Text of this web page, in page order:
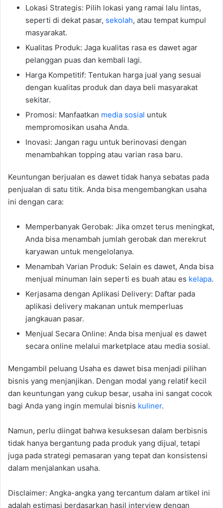
Lokasi Strategis: Pilih lokasi yang ramai lalu lintas,
seperti di dekat pasar, sekolah, atau tempat kumpul
masyarakat.
Kualitas Produk: Jaga kualitas rasa es dawet agar
pelanggan puas dan kembali lagi.
Harga Kompetitif: Tentukan harga jual yang sesuai
dengan kualitas produk dan daya beli masyarakat
sekitar.
Promosi: Manfaatkan media sosial untuk
mempromosikan usaha Anda.
Inovasi: Jangan ragu untuk berinovasi dengan
menambahkan topping atau varian rasa baru.
Keuntungan berjualan es dawet tidak hanya sebatas pada
penjualan di satu titik. Anda bisa mengembangkan usaha
ini dengan cara:
Memperbanyak Gerobak: Jika omzet terus meningkat,
Anda bisa menambah jumlah gerobak dan merekrut
karyawan untuk mengelolanya.
Menambah Varian Produk: Selain es dawet, Anda bisa
menjual minuman lain seperti es buah atau es kelapa.
Kerjasama dengan Aplikasi Delivery: Daftar pada
aplikasi delivery makanan untuk memperluas
jangkauan pasar.
Menjual Secara Online: Anda bisa menjual es dawet
secara online melalui marketplace atau media sosial.
Mengambil peluang Usaha es dawet bisa menjadi pilihan
bisnis yang menjanjikan. Dengan modal yang relatif kecil
dan keuntungan yang cukup besar, usaha ini sangat cocok
bagi Anda yang ingin memulai bisnis kuliner.
Namun, perlu diingat bahwa kesuksesan dalam berbisnis
tidak hanya bergantung pada produk yang dijual, tetapi
juga pada strategi pemasaran yang tepat dan konsistensi
dalam menjalankan usaha.
Disclaimer: Angka-angka yang tercantum dalam artikel ini
adalah estimasi berdasarkan hasil interview dengan